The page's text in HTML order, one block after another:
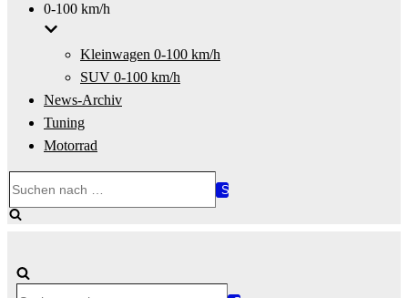
0-100 km/h
Kleinwagen 0-100 km/h
SUV 0-100 km/h
News-Archiv
Tuning
Motorrad
nach …